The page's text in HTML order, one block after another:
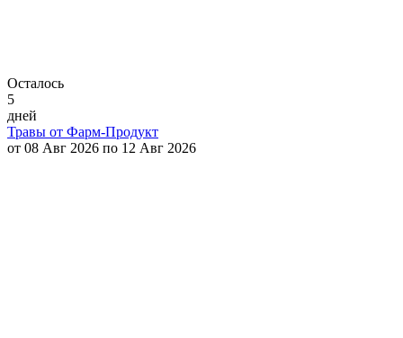
Осталось
5
дней
Травы от Фарм-Продукт
от 08 Авг 2026 по 12 Авг 2026